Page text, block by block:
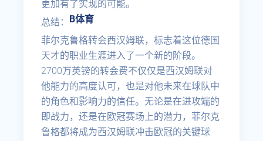
更加有了实现的可能。
总结：
菲尔克鲁格转会西汉姆联，标志着这位德国
天才的职业生涯进入了一个新的阶段。
2700万英镑的转会费不仅仅是西汉姆联对
他能力的高度认可，也是对他未来在球队中
的角色和影响力的信任。无论是在进攻端的
即战力，还是在欧冠赛场上的潜力，菲尔克
鲁格都将成为西汉姆联冲击欧冠的关键球
B体育